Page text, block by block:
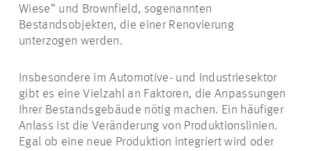
Wiese“ und Brownfield, sogenannten
Bestandsobjekten, die einer Renovierung
unterzogen werden.
Insbesondere im Automotive- und Industriesektor
gibt es eine Vielzahl an Faktoren, die Anpassungen
Ihrer Bestandsgebäude nötig machen. Ein häufiger
Anlass ist die Veränderung von Produktionslinien.
Egal ob eine neue Produktion integriert wird oder